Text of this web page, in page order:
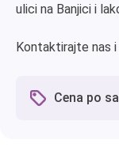
ulici na Banjici i
Kontaktirajte nas
Cena po